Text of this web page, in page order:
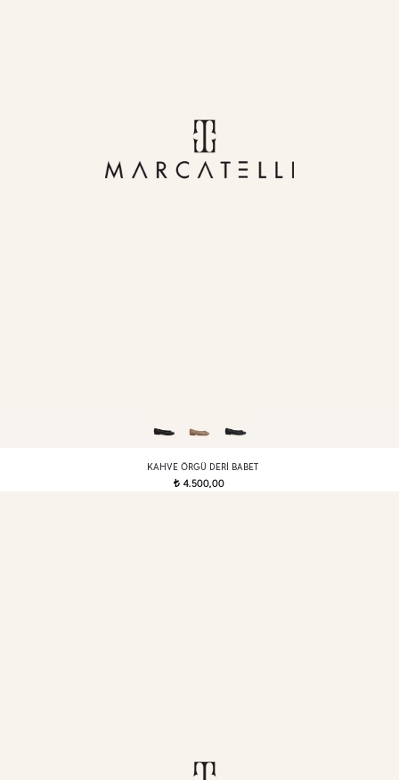
KAHVE ÖRGÜ DERI BABET
t4.500,00